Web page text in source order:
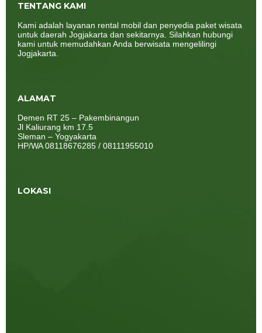
TENTANG KAMI
Kami adalah layanan rental mobil dan penyedia paket wisata
untuk daerah Jogjakarta dan sekitarnya. Silahkan hubungi
kami untuk memudahkan Anda berwisata mengelilingi
Jogjakarta.
ALAMAT
Demen RT 25 – Pakembinangun
Jl Kaliurang km 17.5
Sleman – Yogyakarta
HP/WA 08118676285 / 08111955010
LOKASI